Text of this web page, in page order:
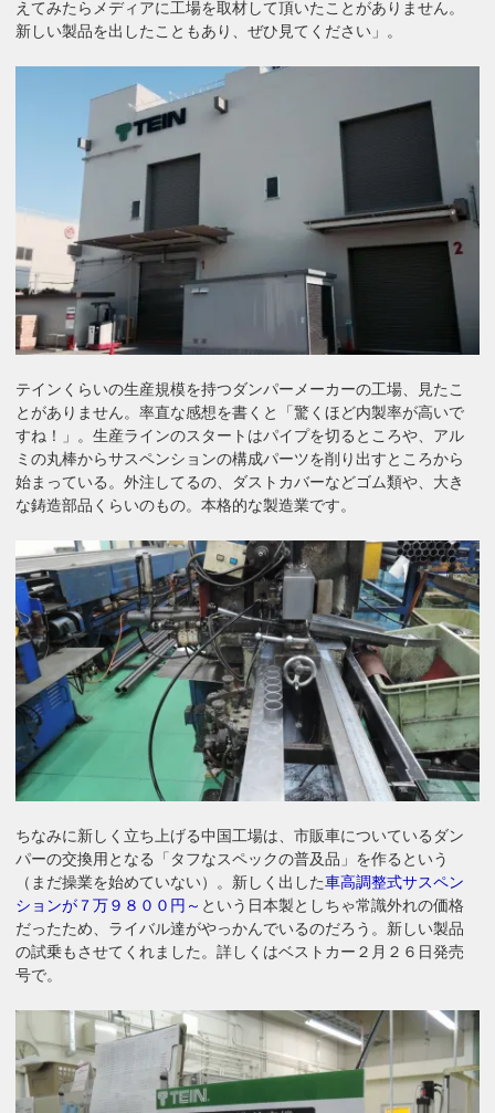
えてみたらメディアに工場を取材して頂いたことがありません。
新しい製品を出したこともあり、ぜひ見てください」。
テインくらいの生産規模を持つダンパーメーカーの工場、見たこ
とがありません。率直な感想を書くと「驚くほど内製率が高いで
すね！」。生産ラインのスタートはパイプを切るところや、アル
ミの丸棒からサスペンションの構成パーツを削り出すところから
始まっている。外注してるの、ダストカバーなどゴム類や、大き
な鋳造部品くらいのもの。本格的な製造業です。
ちなみに新しく立ち上げる中国工場は、市販車についているダン
パーの交換用となる「タフなスペックの普及品」を作るという
（まだ操業を始めていない）。新しく出した車高調整式サスペン
ションが７万９８００円～ という日本製としちゃ常識外れの価格
だったため、ライバル達がやっかんでいるのだろう。新しい製品
の試乗もさせてくれました。詳しくはベストカー２月２６日発売
号で。